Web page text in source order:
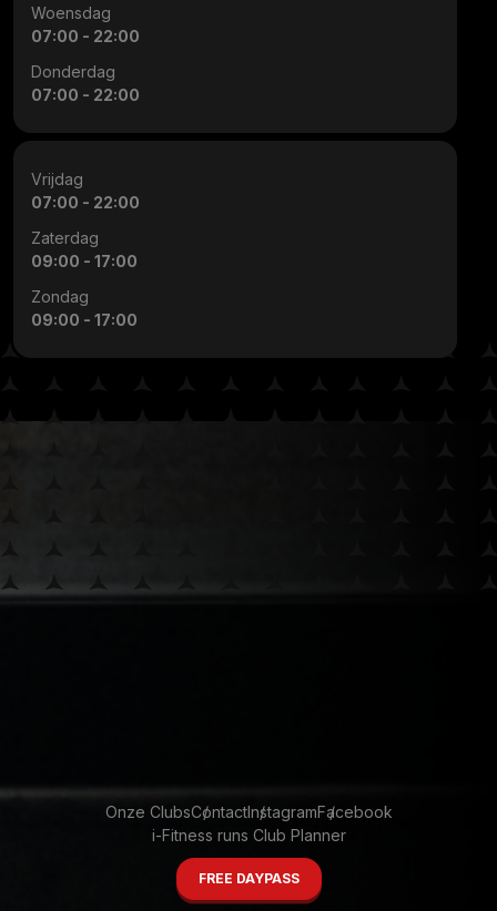
FREE DAYPASS
Woensdag
07:00 - 22:00
Donderdag
07:00 - 22:00
Vrijdag
07:00 - 22:00
Zaterdag
09:00 - 17:00
Zondag
09:00 - 17:00
i-Fitness runs Club Planner
Onze ClubsContactInstagramFacebook